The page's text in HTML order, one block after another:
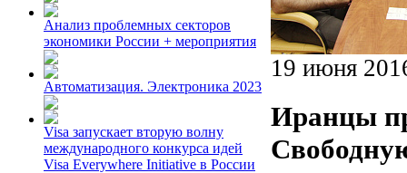
Анализ проблемных секторов
экономики России + мероприятия
Автоматизация. Электроника 2023
Visa запускает вторую волну
международного конкурса идей
Visa Everywhere Initiative в России
19 июня
Иранцы